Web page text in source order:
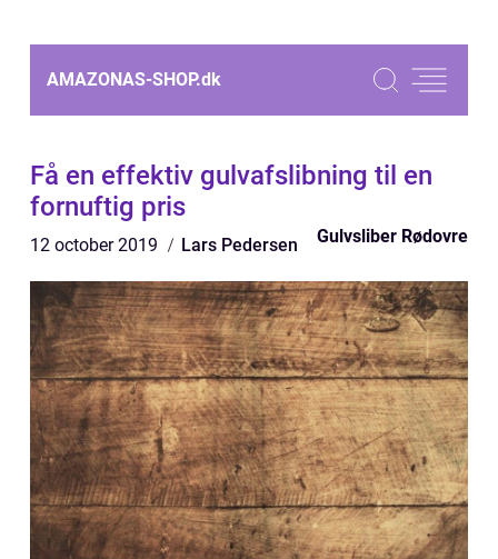
AMAZONAS-SHOP.dk
Få en effektiv gulvafslibning til en
fornuftig pris
12 october 2019 Lars Pedersen Gulvsliber Rødovre